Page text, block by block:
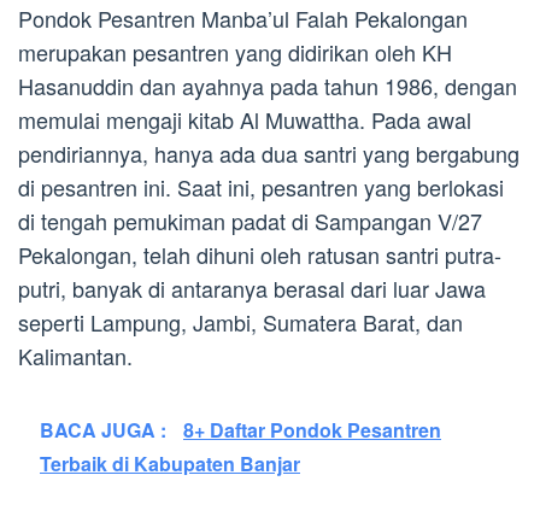
Pondok Pesantren Manba’ul Falah Pekalongan
merupakan pesantren yang didirikan oleh KH
Hasanuddin dan ayahnya pada tahun 1986, dengan
memulai mengaji kitab Al Muwattha. Pada awal
pendiriannya, hanya ada dua santri yang bergabung
di pesantren ini. Saat ini, pesantren yang berlokasi
di tengah pemukiman padat di Sampangan V/27
Pekalongan, telah dihuni oleh ratusan santri putra-
putri, banyak di antaranya berasal dari luar Jawa
seperti Lampung, Jambi, Sumatera Barat, dan
Kalimantan.
BACA JUGA :
8+ Daftar Pondok Pesantren
Terbaik di Kabupaten Banjar